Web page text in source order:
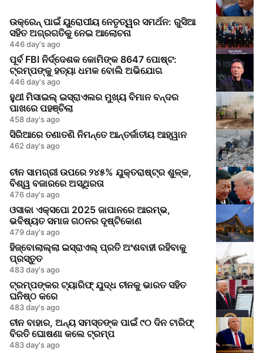
ଉକ୍ରେନ୍ ପାଇଁ ୟୁରୋପୀୟ ନେତୃତ୍ୱର ସମର୍ଥନ: ରୁସିଆ
ସହିତ ଅଗ୍ରଗତିକୁ ନେଇ ଆଲୋଚନା
446 day's ago
ପୂର୍ବ FBI ନିର୍ଦ୍ଦେଶକ କୋମିଙ୍କ 8647 ପୋଷ୍ଟ:
ଟ୍ରମ୍ପଙ୍କୁ ହତ୍ୟା ଧମକ ବୋଲି ଅଭିଯୋଗ
446 day's ago
ହୁଥୀ ମିସାଇଲ୍ ଇସ୍ରାଏଲର ମୁଖ୍ୟ ବିମାନ ବନ୍ଦର
ପାଖରେ ପହଞ୍ଚିଲା
458 day's ago
ସିରିଆରେ ତଣାତଣି ନିମନ୍ତେ ଆନ୍ତର୍ଜାତୀୟ ଆହ୍ୱାନ
462 day's ago
ଚୀନ ସାମଗ୍ରୀ ଉପରେ ୨୪୫% ଯୁକ୍ତରାଷ୍ଟ୍ର ଶୁଳ୍କ,
ବିଶ୍ୱ ବଜାରରେ ଅସ୍ଥିରତା
476 day's ago
ଓସାକା ଏକ୍ସପୋ 2025 ଜାପାନରେ ଆରମ୍ଭ,
ଭବିଷ୍ୟତ ସମାଜ ଗଠନର ଦୃଷ୍ଟିକୋଣ
479 day's ago
ହିଜ୍ବୋଲାଲ୍ଲା ଇସ୍ରାଏଲ୍ ପ୍ରତି ଅଂଶବାହୀ ରହିବାକୁ
ପ୍ରସ୍ତୁତ
483 day's ago
ଟ୍ରମ୍ପଙ୍କର ଟ୍ୟାରିଫ୍‍ ଯୁଦ୍ଧ ଚୀନକୁ ଭାରତ ସହିତ
ଘନିଷ୍ଠ କରେ
483 day's ago
ଚୀନ ବାହାର, ଅନ୍ୟ ସମସ୍ତଙ୍କ ପାଇଁ ୯୦ ଦିନ ଟାରିଫ୍
ବିରତି ଘୋଷଣା କଲେ ଟ୍ରମ୍ପ
483 day's ago